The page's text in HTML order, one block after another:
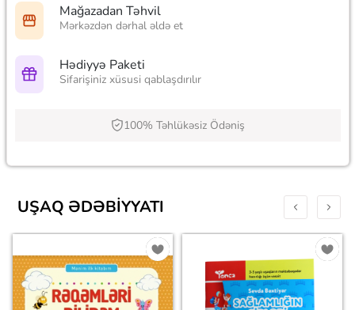
Mağazadan Təhvil
Mərkəzdən dərhal əldə et
Hədiyyə Paketi
Sifarişiniz xüsusi qablaşdırılır
100% Təhlükəsiz Ödəniş
UŞAQ ƏDƏBIYYATI